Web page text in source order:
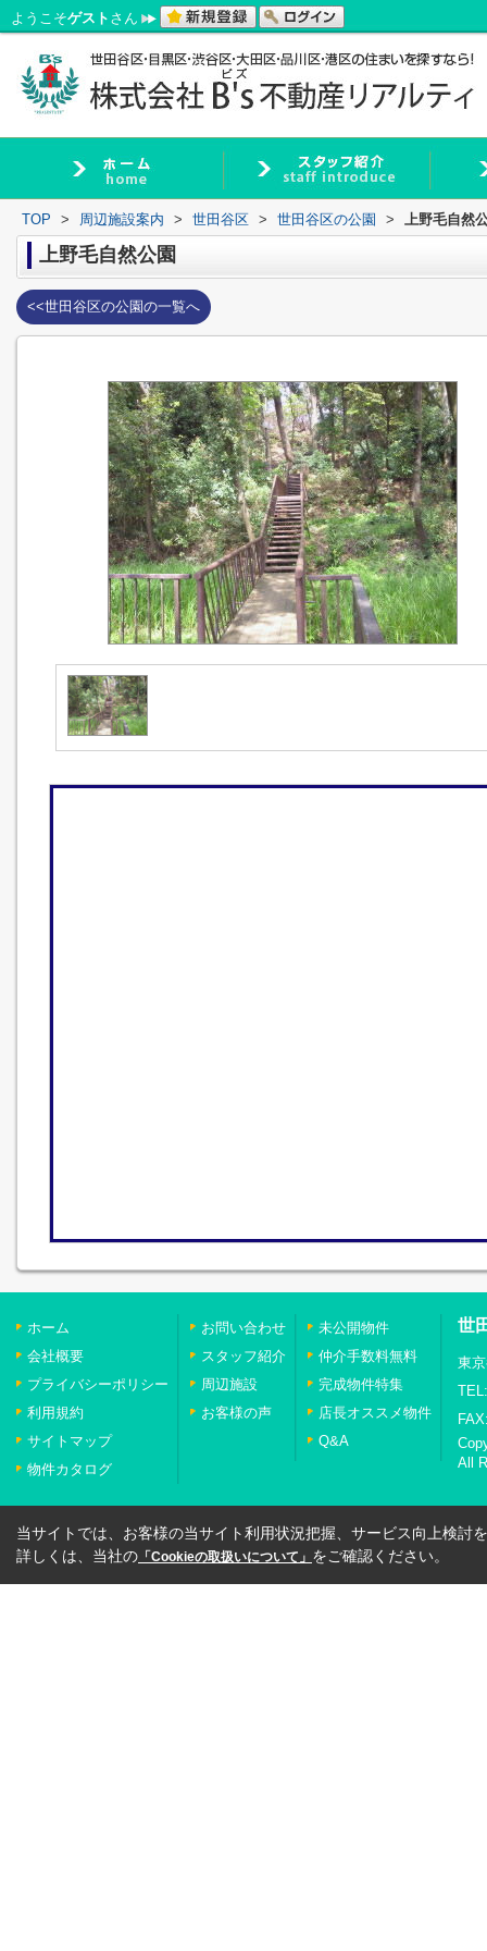
ようこそゲスト さん
TOP > 周辺施設案内 > 世田谷区 > 世田谷区の公園 > 上野毛自然
上野毛自然公園
<<世田谷区の公園の一覧へ
ホーム
会社概要
プライバシーポリシー
利用規約
サイトマップ
物件カタログ
お問い合わせ
スタッフ紹介
周辺施設
お客様の声
未公開物件
仲介手数料無料
完成物件特集
店長オススメ物件
Q&A
世
東
All
当サイトでは、お客様の当サイト利用状況把握、サービス向上検討
詳しくは、当社の 「Cookieの取扱いについて」 をご確認ください。